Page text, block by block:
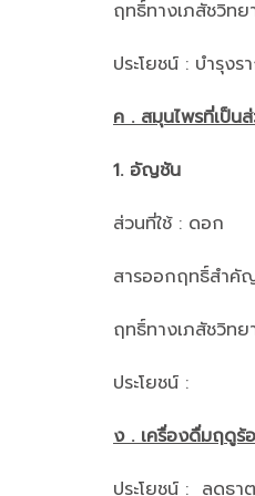
ฤทธิ์ทางเภสัชวิทย
ประโยชน์ : บำรุง
ค . สมุนไพรที่เป็น
1. อัญชัน
ส่วนที่ใช้ : ดอก
สารออกฤทธิ์สำคั
ฤทธิ์ทางเภสัชวิท
ประโยชน์ : ยับ
ง . เครื่องดื่มฤดู
ประโยชน์ : ลดธา